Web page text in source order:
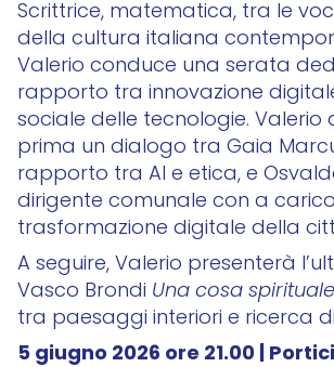
Scrittrice, matematica, tra le
della cultura italiana
Valerio conduce una serata
rapporto tra innovazione
sociale delle tecnologie. Valerio
prima un dialogo tra Gaia
rapporto tra AI e etica, e
dirigente comunale con a
trasformazione digitale della
A seguire, Valerio presenterà
Vasco Brondi Una cosa spirituale
tra paesaggi interiori e ricerca
5 giugno 2026 ore 21.00 |